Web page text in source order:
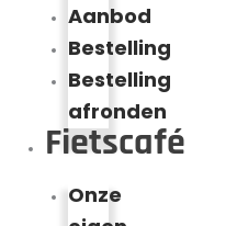
Aanbod
Bestelling
Bestelling
afronden
Fietscafé
Onze